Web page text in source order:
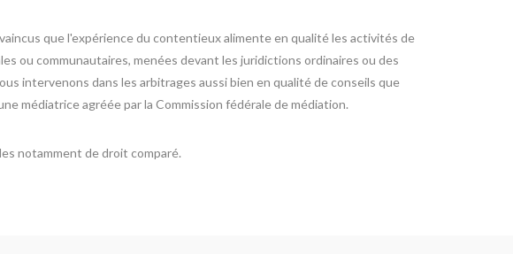
que l'expérience du contentieux alimente en qualité les activités de
ou communautaires, menées devant les juridictions ordinaires ou des
intervenons dans les arbitrages aussi bien en qualité de conseils que
médiatrice agréée par la Commission fédérale de médiation.
notamment de droit comparé.